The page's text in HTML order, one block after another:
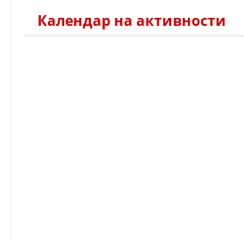
Календар на активности